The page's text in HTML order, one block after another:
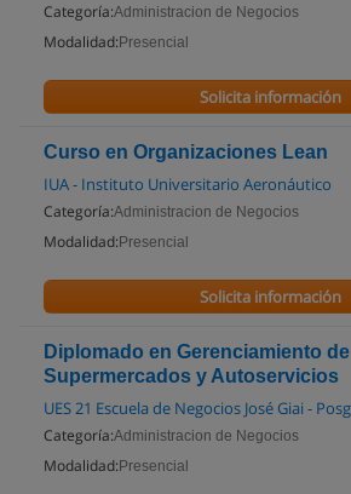
Categoría:Administracion de Negocios
Modalidad: Presencial
Solicita información
Curso en Organizaciones Lean
IUA - Instituto Universitario Aeronáutico
Categoría:Administracion de Negocios
Modalidad: Presencial
Solicita información
Diplomado en Gerenciamiento de
Supermercados y Autoservicios
UES 21 Escuela de Negocios José Giai -
Categoría:Administracion de Negocios
Modalidad: Presencial